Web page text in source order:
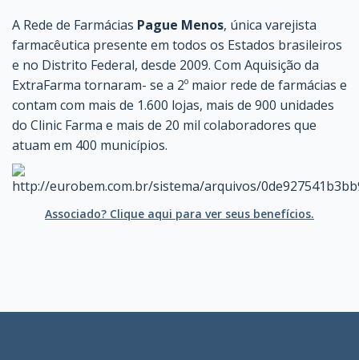
A Rede de Farmácias Pague Menos, única varejista
farmacêutica presente em todos os Estados brasileiros
e no Distrito Federal, desde 2009. Com Aquisição da
ExtraFarma tornaram- se a 2º maior rede de farmácias e
contam com mais de 1.600 lojas, mais de 900 unidades
do Clinic Farma e mais de 20 mil colaboradores que
atuam em 400 municípios.
Associado? Clique aqui para ver seus benefícios.